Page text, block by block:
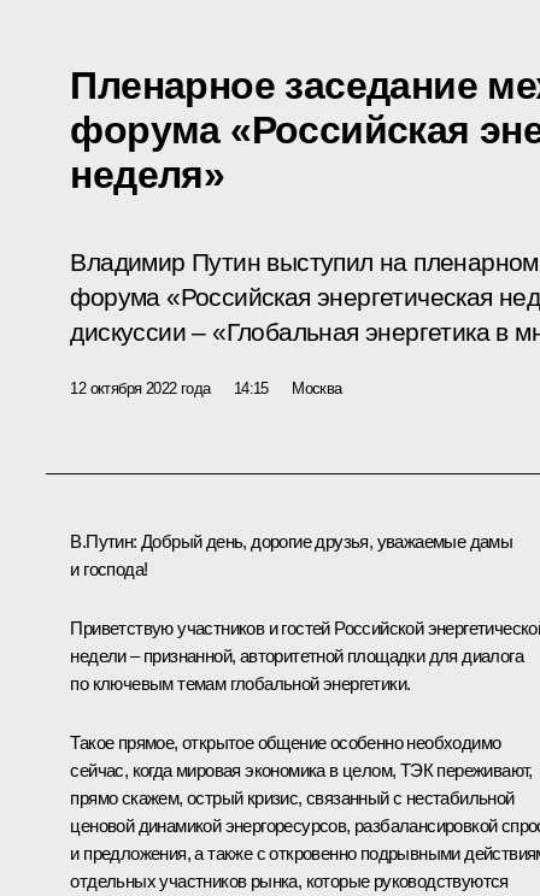
Пленарное заседание
форума «Российская
неделя»
Владимир Путин выступил на
форума «Российская энергетическая
дискуссии – «Глобальная энергетика в
12 октября 2022 года 14:15 Москва
В.Путин: Добрый день, дорогие друзья, уважаемые дамы
и господа!
Приветствую участников и гостей Российской
недели – признанной, авторитетной площадки для диалога
по ключевым темам глобальной энергетики.
Такое прямое, открытое общение особенно необходимо
сейчас, когда мировая экономика в целом, ТЭК переживают,
прямо скажем, острый кризис, связанный с нестабильной
ценовой динамикой энергоресурсов, разбалансировкой
и предложения, а также с откровенно подрывными
отдельных участников рынка, которые руководствуются